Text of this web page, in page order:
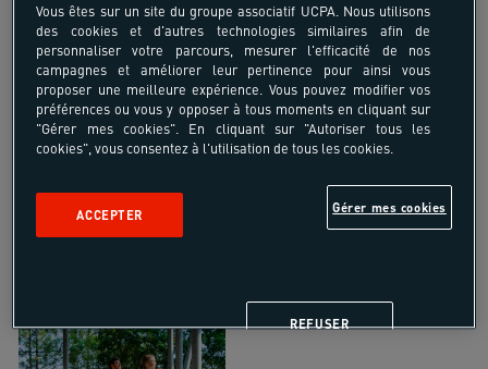
Trail Trek-Randonnée pédestre
Vélo de randonnée
Vous êtes sur un site du groupe associatif UCPA. Nous utilisons
des cookies et d'autres technologies similaires afin de
personnaliser votre parcours, mesurer l'efficacité de nos
campagnes et améliorer leur pertinence pour ainsi vous
proposer une meilleure expérience. Vous pouvez modifier vos
préférences ou vous y opposer à tous moments en cliquant sur
"Gérer mes cookies". En cliquant sur "Autoriser tous les
cookies", vous consentez à l'utilisation de tous les cookies.
Gérer mes cookies
REFUSER
ACCEPTER